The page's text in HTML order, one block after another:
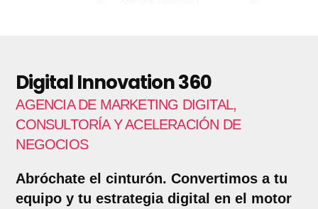
Digital Innovation 360
AGENCIA DE MARKETING DIGITAL,
CONSULTORÍA Y ACELERACIÓN DE
NEGOCIOS
Abróchate el cinturón. Convertimos a tu
equipo y tu estrategia digital en el motor